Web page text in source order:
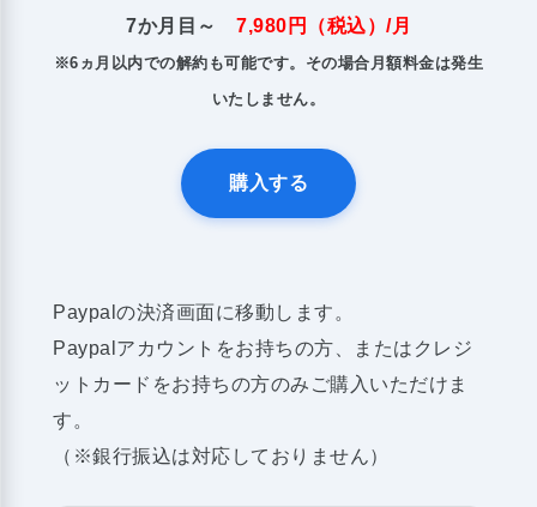
7か月目～ 7,980円（税込）/月
※6ヵ月以内での解約も可能です。その場合月額料金は発生
いたしません。
購入する
Paypalの決済画面に移動します。
Paypalアカウントをお持ちの方、またはクレジ
ットカードをお持ちの方のみご購入いただけま
す。
（※銀行振込は対応しておりません）